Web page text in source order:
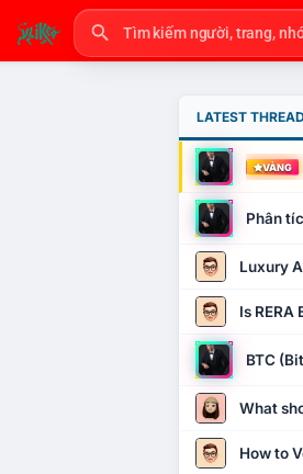
LATEST
VÀNG
Phân
Luxury
Is RERA
BTC
What
How to